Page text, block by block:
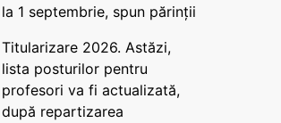
la 1 septembrie, spun părinții
Titularizare 2026. Astăzi,
lista posturilor pentru
profesori va fi actualizată,
după repartizarea